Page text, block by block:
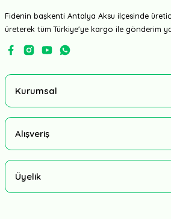
Fidenin başkenti Antalya Aksu ilçesinde
üreterek tüm Türkiye'ye kargo ile gönderim
Kurumsal
Alışveriş
Üyelik